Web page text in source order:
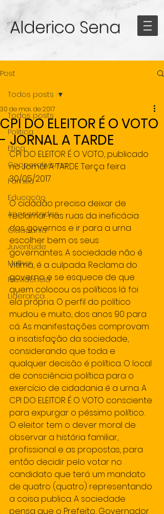
Alderico Sena
Post
Todos posts
Politica
Etica
Cooperativismo
Familia
Educação
Aposentados
Cidadania
Juventude
Mulher
Previdencia
Lideranca
Todos posts
CPI DO ELEITOR É O VOTO
- JORNAL A TARDE
30 de mai. de 2017
CPI DO ELEITOR É O VOTO, publicado
no Jornal A TARDE Terça feira
30/05/2017
O cidadão precisa deixar de
reclamar nas ruas da ineficácia
dos governos e ir para a urna
escolher bem os seus
governantes. A sociedade não é
vitima, é a culpada. Reclama do
governo e se esquece de que
quem colocou os políticos lá foi
ela própria. O perfil do político
mudou e muito, dos anos 90 para
cá. As manifestações comprovam
a insatisfação da sociedade,
considerando que toda e
qualquer decisão é política. O local
de consciência política para o
exercício de cidadania é a urna. A
CPI DO ELEITOR É O VOTO consciente
para expurgar o péssimo político.
O eleitor tem o dever moral de
observar a história familiar,
profissional e as propostas, para
então decidir pelo votar no
candidato que terá um mandato
de quatro (quatro) representando
a coisa publica. A sociedade
pensa que o Prefeito, Governador